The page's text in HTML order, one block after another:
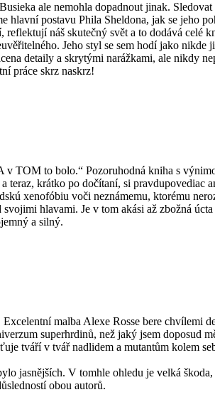
ale nemohla dopadnout jinak.
hlavní postavu Phila Sheldona, jak se jeho
náš skutečný svět a to dodává celé
Jeho styl se sem hodí jako nikde
detaily a skrytými narážkami, ale nikdy
práce skrz naskrz!
TOM to bolo.“ Pozoruhodná kniha s
krátko po dočítaní, si pravdupovediac
xenofóbiu voči neznámemu, ktorému
hlavami. Je v tom akási až zbožná
a silný.
malba Alexe Rosse bere chvílemi
superhrdinů, než jaký jsem doposud
tváří v tvář nadlidem a mutantům kolem
jasnějších. V tomhle ohledu je velká
obou autorů.